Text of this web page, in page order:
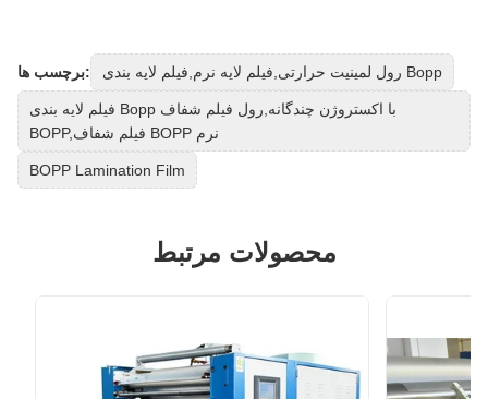
برچسب ها: رول لمینیت حرارتی,فیلم لایه نرم,فیلم لایه بندی Bopp
فیلم لایه بندی Bopp با اکستروژن چندگانه,رول فیلم شفاف
BOPP,فیلم شفاف BOPP نرم
BOPP Lamination Film
محصولات مرتبط